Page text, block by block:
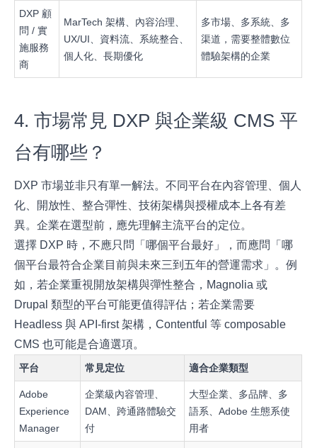
DXP 顧
問 / 實
施服務
商
MarTech 架構、內容治理、
UX/UI、資料流、系統整合、
個人化、長期優化
多市場、多系統、多
渠道，需要整體數位
體驗架構的企業
4. 市場常見 DXP 與企業級 CMS 平
台有哪些？
DXP 市場並非只有單一解法。不同平台在內容管理、個人
化、開放性、整合彈性、技術架構與授權成本上各有差
異。企業在選型前，應先理解主流平台的定位。
選擇 DXP 時，不應只問「哪個平台最好」，而應問「哪
個平台最符合企業目前與未來三到五年的營運需求」。例
如，若企業重視開放架構與彈性整合，Magnolia 或
Drupal 類型的平台可能更值得評估；若企業需要
Headless 與 API-first 架構，Contentful 等 composable
CMS 也可能是合適選項。
平台 常見定位 適合企業類型
Adobe
Experience
Manager
企業級內容管理、
DAM、跨通路體驗交
付
大型企業、多品牌、多
語系、Adobe 生態系使
用者